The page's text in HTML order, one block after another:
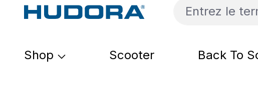
Shop Scooter Back To